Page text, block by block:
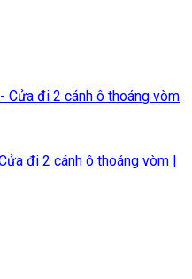
đi 2 cánh ô thoáng vòm |